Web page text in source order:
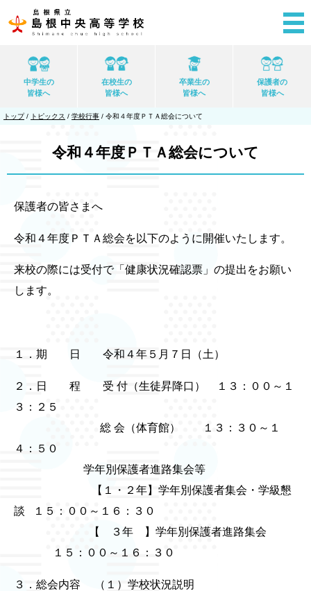
中学生の
皆様へ
在校生の
皆様へ
卒業生の
皆様へ
保護者の
皆様へ
現
トップ/ トピックス / 学校行事 / 令和４年度ＰＴＡ総会について
令和４年度ＰＴＡ総会について
保護者の皆さまへ
令和４年度ＰＴＡ総会を以下のように開催いたします。
来校の際には受付で「健康状況確認票」の提出をお願い
します。
１．期 日 令和４年５月７日（土）
２．日 程 受 付（生徒昇降口） １３：００～１
３：２５
総 会（体育館） １３：３０～１
４：５０
学年別保護者進路集会等
【１・２年】学年別保護者集会・学級懇
談 １５：００～１６：３０
【 ３年 】学年別保護者進路集会
１５：００～１６：３０
３．総会内容 （１）学校状況説明